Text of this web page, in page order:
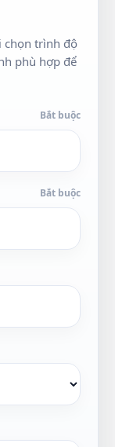
chọn trình độ
phù hợp để
Bắt buộc
Bắt buộc